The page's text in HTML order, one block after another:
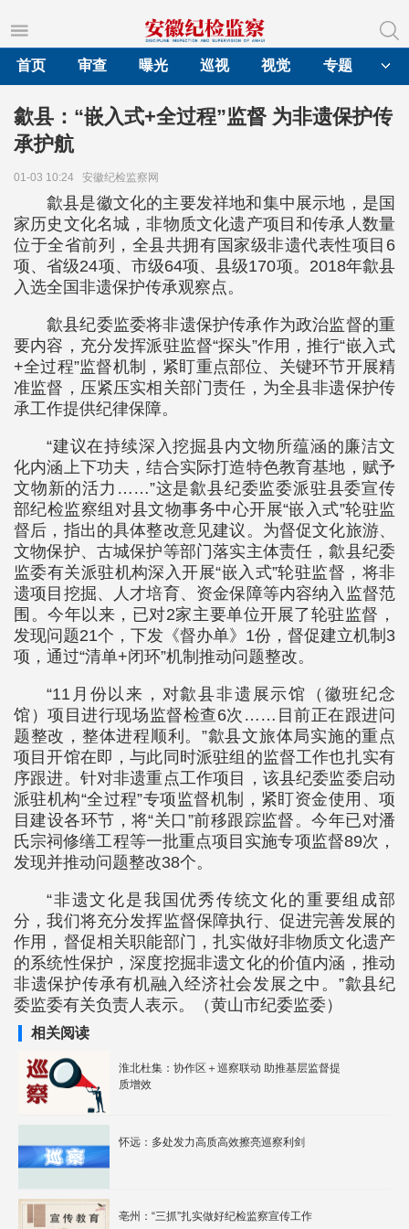
首页
审查 曝光 巡视 视觉 专题
歙县：“嵌入式+全过程”监督 为非遗保护传
承护航
01-03 10:24 安徽纪检监察网
歙县是徽文化的主要发祥地和集中展示地，是国
家历史文化名城，非物质文化遗产项目和传承人数量
位于全省前列，全县共拥有国家级非遗代表性项目6
项、省级24项、市级64项、县级170项。2018年歙县
入选全国非遗保护传承观察点。
歙县纪委监委将非遗保护传承作为政治监督的重
要内容，充分发挥派驻监督“探头”作用，推行“嵌入式
+全过程”监督机制，紧盯重点部位、关键环节开展精
准监督，压紧压实相关部门责任，为全县非遗保护传
承工作提供纪律保障。
“建议在持续深入挖掘县内文物所蕴涵的廉洁文
化内涵上下功夫，结合实际打造特色教育基地，赋予
文物新的活力……”这是歙县纪委监委派驻县委宣传
部纪检监察组对县文物事务中心开展“嵌入式”轮驻监
督后，指出的具体整改意见建议。为督促文化旅游、
文物保护、古城保护等部门落实主体责任，歙县纪委
监委有关派驻机构深入开展“嵌入式”轮驻监督，将非
遗项目挖掘、人才培育、资金保障等内容纳入监督范
围。今年以来，已对2家主要单位开展了轮驻监督，
发现问题21个，下发《督办单》1份，督促建立机制3
项，通过“清单+闭环”机制推动问题整改。
“11月份以来，对歙县非遗展示馆（徽班纪念
馆）项目进行现场监督检查6次……目前正在跟进问
题整改，整体进程顺利。”歙县文旅体局实施的重点
项目开馆在即，与此同时派驻组的监督工作也扎实有
序跟进。针对非遗重点工作项目，该县纪委监委启动
派驻机构“全过程”专项监督机制，紧盯资金使用、项
目建设各环节，将“关口”前移跟踪监督。今年已对潘
氏宗祠修缮工程等一批重点项目实施专项监督89次，
发现并推动问题整改38个。
“非遗文化是我国优秀传统文化的重要组成部
分，我们将充分发挥监督保障执行、促进完善发展的
作用，督促相关职能部门，扎实做好非物质文化遗产
的系统性保护，深度挖掘非遗文化的价值内涵，推动
非遗保护传承有机融入经济社会发展之中。”歙县纪
委监委有关负责人表示。（黄山市纪委监委）
相关阅读
淮北杜集：协作区＋巡察联动 助推基层监督提
质增效
怀远：多处发力高质高效擦亮巡察利剑
亳州：“三抓”扎实做好纪检监察宣传工作